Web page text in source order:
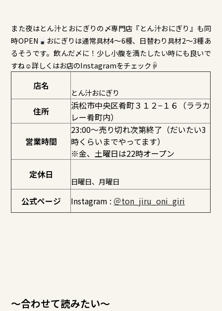
また夜はとん汁とおにぎりの〆専門店『とん汁おにぎり』も同
時OPEN
おにぎりは通常具材4～6種、日替わり具材2～3種あ
るそうです。飲んだ〆に！少し小腹を満たしたい時にも良いで
すね☺詳しくはお店のInstagramをチェック☟
店名
とん汁おにぎり
住所
浜松市中央区肴町３１２−１６（ララカ
レー肴町内）
営業時間
23:00〜売り切れ次第終了（だいたい3
時くらいまでやってます）
※金、土曜日は22時オープン
定休日
日曜日、月曜日
公式ページ Instagram : ＠ton_jiru_oni_giri
～合わせて読みたい～